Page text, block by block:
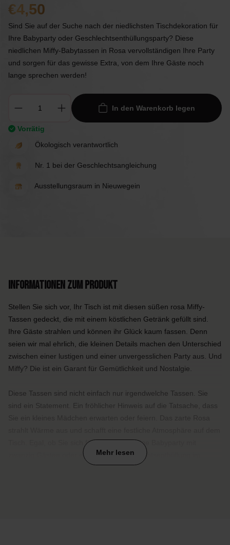
4,50
Sind Sie auf der Suche nach der niedlichsten Tischdekoration für
Ihre Babyparty oder Geschlechtsenthüllungsparty? Diese
niedlichen Miffy-Babytassen in Rosa vervollständigen Ihre Party
und sorgen für das gewisse Extra, von dem Ihre Gäste noch
lange sprechen werden!
In den Warenkorb legen
Vorrätig
Ökologisch verantwortlich
Nr. 1 bei der Geschlechtsangleichung
Ausstellungsraum in Nieuwegein
Informationen zum Produkt
Stellen Sie sich vor, Ihr Tisch ist mit diesen süßen rosa Miffy-
Tassen gedeckt, die mit einem köstlichen Getränk gefüllt sind.
Ihre Gäste strahlen und können ihr Glück kaum fassen. Denn
seien wir mal ehrlich, die kleinen Details machen den Unterschied
zwischen einer lustigen und einer unvergesslichen Party aus. Und
Miffy? Die ist ein Garant für Gemütlichkeit und Nostalgie.
Diese Tassen sind nicht einfach nur irgendwelche Tassen. Sie
sind ein Statement. Ein fröhlicher Hinweis auf die Tatsache, dass
Tisch. Egal, ob Sie sich für eine aufwändige Babyparty mit
zwanzig Gästen oder eine intime Geschlechtsenthüllung im
engsten Familienkreis entscheiden, diese Tassen passen zu
Mehr lesen